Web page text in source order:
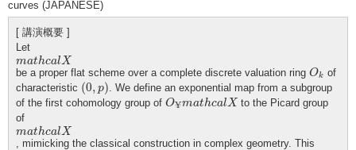
curves (JAPANESE)
[ 講演概要 ]
Let
mathcal X
ma th X
be a proper flat scheme over a complete discrete valuation ring Ok
O
of
characteristic (0, p)
(0
. We define an exponential map from a subgroup
of the first cohomology group of O¥mathcal X
O m hc X
to the Picard group
of
mathcal X
m th X
, mimicking the classical construction in complex geometry. This